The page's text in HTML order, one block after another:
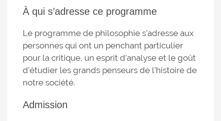
À qui s’adresse ce programme
Le programme de philosophie s’adresse aux
personnes qui ont un penchant particulier
pour la critique, un esprit d’analyse et le goût
d’étudier les grands penseurs de l’histoire de
notre société.
Admission